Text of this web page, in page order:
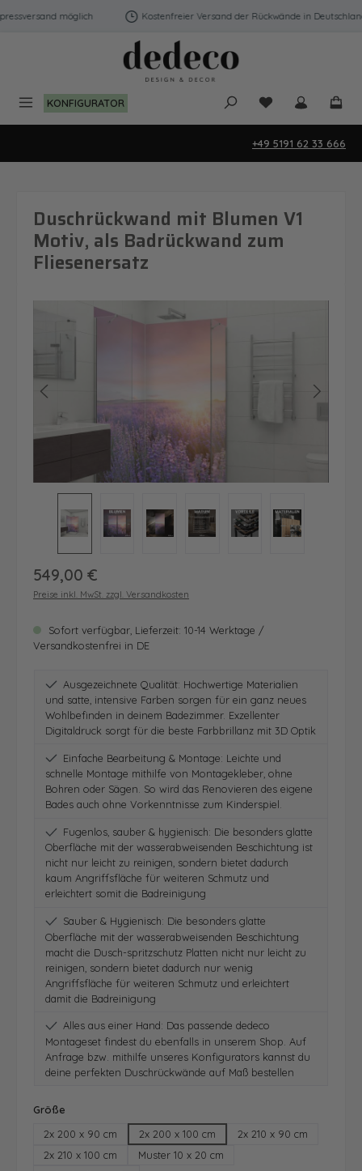
Zum Hauptinhalt springen
möglich Kostenfreier Versand der Rückwände in Deutschland
KONFIGURATOR Du hast 0
+49 5191 62 33 666
Duschrückwand mit Blumen V1
Motiv, als Badrückwand zum
Fliesenersatz
Bildergalerie überspringen
Regulärer Preis:
549,00 €
Preise inkl. MwSt. zzgl. Versandkosten
Sofort verfügbar, Lieferzeit: 10-14 Werktage /
Versandkostenfrei in DE
Ausgezeichnete Qualität: Hochwertige Materialien
und satte, intensive Farben sorgen für ein ganz neues
Wohlbefinden in deinem Badezimmer. Exzellenter
Digitaldruck sorgt für die beste Farbbrillanz mit 3D Optik
Einfache Bearbeitung & Montage: Leichte und
schnelle Montage mithilfe von Montagekleber, ohne
Bohren oder Sägen. So wird das Renovieren des eigene
Bades auch ohne Vorkenntnisse zum Kinderspiel.
Fugenlos, sauber & hygienisch: Die besonders glatte
Oberfläche mit der wasserabweisenden Beschichtung ist
nicht nur leicht zu reinigen, sondern bietet dadurch
kaum Angriffsfläche für weiteren Schmutz und
erleichtert somit die Badreinigung
Sauber & Hygienisch: Die besonders glatte
Oberfläche mit der wasserabweisenden Beschichtung
macht die Dusch-spritzschutz Platten nicht nur leicht zu
reinigen, sondern bietet dadurch nur wenig
Angriffsfläche für weiteren Schmutz und erleichtert
damit die Badreinigung
Alles aus einer Hand: Das passende dedeco
Montageset findest du ebenfalls in unserem Shop. Auf
Anfrage bzw. mithilfe unseres Konfigurators kannst du
deine perfekten Duschrückwände auf Maß bestellen
Größe
2x 200 x 90 cm
2x 200 x 100 cm
2x 210 x 90 cm
2x 210 x 100 cm
Muster 10 x 20 cm